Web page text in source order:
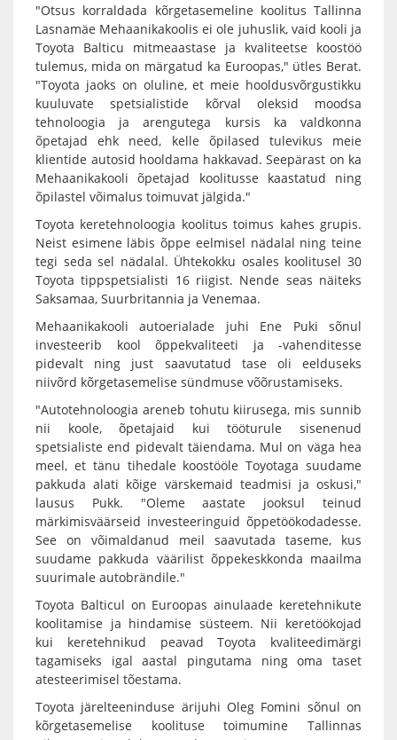
"Otsus korraldada kõrgetasemeline koolitus Tallinna
Lasnamäe Mehaanikakoolis ei ole juhuslik, vaid kooli ja
Toyota Balticu mitmeaastase ja kvaliteetse koostöö
tulemus, mida on märgatud ka Euroopas," ütles Berat.
"Toyota jaoks on oluline, et meie hooldusvõrgustikku
kuuluvate spetsialistide kõrval oleksid moodsa
tehnoloogia ja arengutega kursis ka valdkonna
õpetajad ehk need, kelle õpilased tulevikus meie
klientide autosid hooldama hakkavad. Seepärast on ka
Mehaanikakooli õpetajad koolitusse kaastatud ning
õpilastel võimalus toimuvat jälgida."
Toyota keretehnoloogia koolitus toimus kahes grupis.
Neist esimene läbis õppe eelmisel nädalal ning teine
tegi seda sel nädalal. Ühtekokku osales koolitusel 30
Toyota tippspetsialisti 16 riigist. Nende seas näiteks
Saksamaa, Suurbritannia ja Venemaa.
Mehaanikakooli autoerialade juhi Ene Puki sõnul
investeerib kool õppekvaliteeti ja -vahenditesse
pidevalt ning just saavutatud tase oli eelduseks
niivõrd kõrgetasemelise sündmuse võõrustamiseks.
"Autotehnoloogia areneb tohutu kiirusega, mis sunnib
nii koole, õpetajaid kui tööturule sisenenud
spetsialiste end pidevalt täiendama. Mul on väga hea
meel, et tänu tihedale koostööle Toyotaga suudame
pakkuda alati kõige värskemaid teadmisi ja oskusi,"
lausus Pukk. "Oleme aastate jooksul teinud
märkimisväärseid investeeringuid õppetöökodadesse.
See on võimaldanud meil saavutada taseme, kus
suudame pakkuda väärilist õppekeskkonda maailma
suurimale autobrändile."
Toyota Balticul on Euroopas ainulaade keretehnikute
koolitamise ja hindamise süsteem. Nii keretöökojad
kui keretehnikud peavad Toyota kvaliteedimärgi
tagamiseks igal aastal pingutama ning oma taset
atesteerimisel tõestama.
Toyota järelteeninduse ärijuhi Oleg Fomini sõnul on
kõrgetasemelise koolituse toimumine Tallinnas